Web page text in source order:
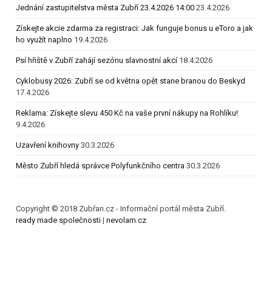
Jednání zastupitelstva města Zubří 23.4.2026 14:00 23.4.2026
Získejte akcie zdarma za registraci: Jak funguje bonus u eToro a jak
ho využít naplno 19.4.2026
Psí hřiště v Zubří zahájí sezónu slavnostní akcí 18.4.2026
Cyklobusy 2026: Zubří se od května opět stane branou do Beskyd
17.4.2026
Reklama: Získejte slevu 450 Kč na vaše první nákupy na Rohlíku!
9.4.2026
Uzavření knihovny 30.3.2026
Město Zubří hledá správce Polyfunkčního centra 30.3.2026
Copyright © 2018 Zubřan.cz - Informační portál města Zubří.
ready made společnosti | nevolam.cz